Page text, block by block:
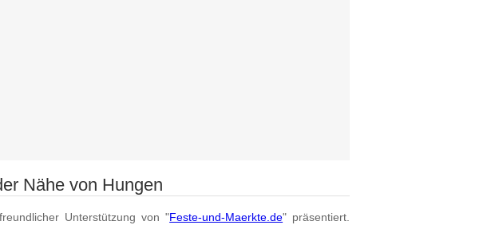
Nähe von Hungen
Unterstützung von "Feste-und-Maerkte.de" präsentiert.